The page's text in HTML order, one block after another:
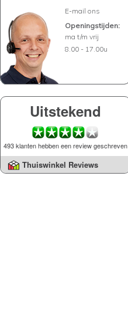
E-mail ons
Openingstijden:
ma t/m vrij
8.00 - 17.00u
Uitstekend
493 klanten hebben een review geschreven
Thuiswinkel Reviews